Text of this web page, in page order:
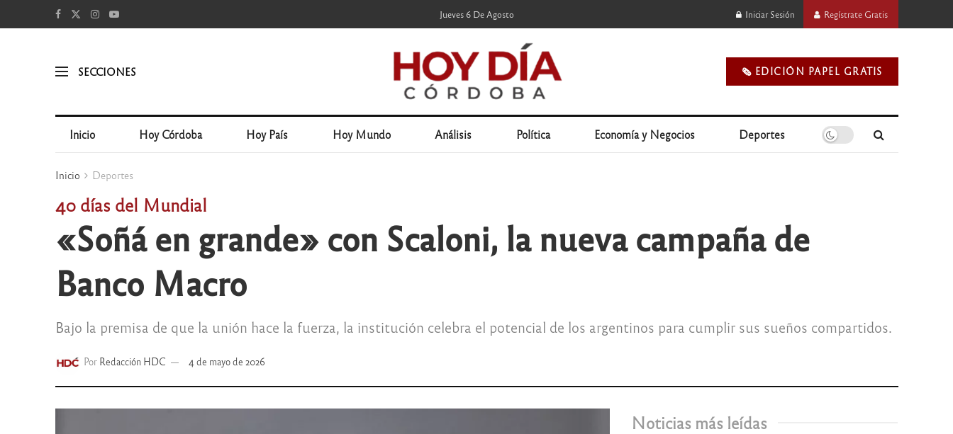
Jueves 6 De Agosto Iniciar Sesión Regístrate Gratis
SECCIONES 🗞️ EDICIÓN PAPEL GRATIS
Inicio Hoy Córdoba Hoy País Hoy Mundo Análisis Política Economía y Negocios Deportes
Inicio Deportes
40 días del Mundial
«Soñá en grande» con Scaloni, la nueva campaña de
Banco Macro
Bajo la premisa de que la unión hace la fuerza, la institución celebra el potencial de los argentinos para cumplir sus sueños compartidos.
Por Redacción HDC 4 de mayo de 2026
Noticias más leídas